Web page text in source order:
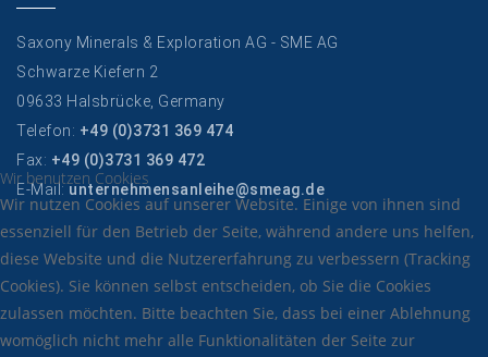
Saxony Minerals & Exploration AG - SME AG
Schwarze Kiefern 2
09633 Halsbrücke, Germany
Telefon: +49 (0)3731 369 474
Fax: +49 (0)3731 369 472
E-Mail:unternehmensanleihe@smeag.de
Wir benutzen Cookies
Wir nutzen Cookies auf unserer Website. Einige von ihnen sind
essenziell für den Betrieb der Seite, während andere uns helfen,
diese Website und die Nutzererfahrung zu verbessern (Tracking
Cookies). Sie können selbst entscheiden, ob Sie die Cookies
zulassen möchten. Bitte beachten Sie, dass bei einer Ablehnung
womöglich nicht mehr alle Funktionalitäten der Seite zur